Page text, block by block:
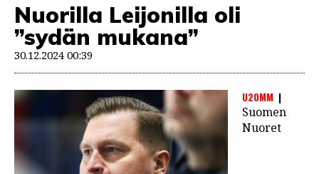
Nuorilla Leijonilla oli
”sydän mukana”
30.12.2024 00:39
U20MM
Suomen
Nuoret
JALKAPALLO
EM2021
Huuhkajat
Veikkausliiga
JÄÄKIEKKO
PESÄPALLO
F1
LINTU VAI KALA
46 DENTON ROAD